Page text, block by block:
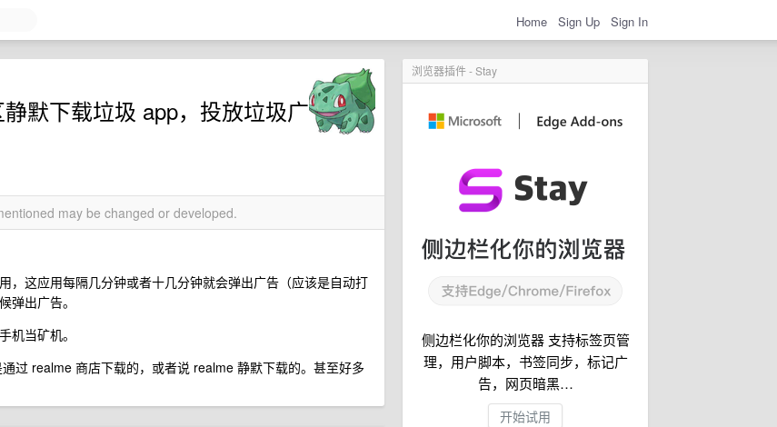
Home Sign Up Sign In
浏览器插件 - Stay
侧边栏化你的浏览器 支持标签页管
理，用户脚本，书签同步，标记广
告，网页暗黑…
开始试用
默下载垃圾 app，投放垃圾广
may be changed or developed.
，这应用每隔几分钟或者十几分钟就会弹出广告（应该是自动打
弹出广告。
机当矿机。
过 realme 商店下载的，或者说 realme 静默下载的。甚至好多